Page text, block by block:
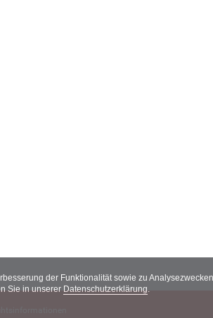
der Funktionalität sowie zu
Sie in unserer Datenschutzerklärung.